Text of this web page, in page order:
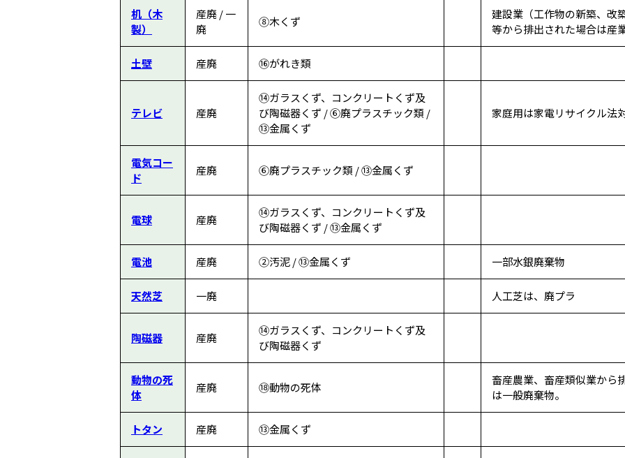
机（木
製）
産廃 / 一
廃
⑧木くず
建設業（工作物の新築、改
等から排出された場合は産
土壁 産廃 ⑯がれき類
テレビ 産廃
⑭ガラスくず、コンクリートくず及
び陶磁器くず / ⑥廃プラスチック類 /
⑬金属くず
家庭用は家電リサイクル法
電気コー
ド
産廃 ⑥廃プラスチック類 / ⑬金属くず
電球 産廃
⑭ガラスくず、コンクリートくず及
び陶磁器くず / ⑬金属くず
電池 産廃 ②汚泥 / ⑬金属くず 一部水銀廃棄物
天然芝 一廃 人工芝は、廃プラ
陶磁器 産廃
⑭ガラスくず、コンクリートくず及
び陶磁器くず
動物の死
体
産廃 ⑱動物の死体
畜産農業、畜産類似業から
は一般廃棄物。
トタン 産廃 ⑬金属くず